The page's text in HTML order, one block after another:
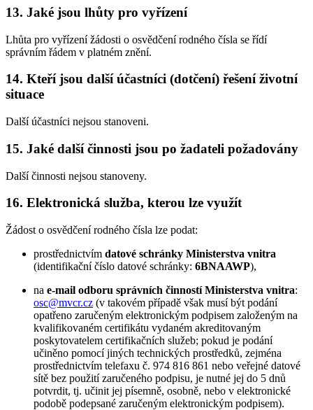
13. Jaké jsou lhůty pro vyřízení
Lhůta pro vyřízení žádosti o osvědčení rodného čísla se řídí
správním řádem v platném znění.
14. Kteří jsou další účastníci (dotčení) řešení životní
situace
Další účastníci nejsou stanoveni.
15. Jaké další činnosti jsou po žadateli požadovány
Další činnosti nejsou stanoveny.
16. Elektronická služba, kterou lze využít
Žádost o osvědčení rodného čísla lze podat:
prostřednictvím datové schránky Ministerstva vnitra
(identifikační číslo datové schránky: 6BNAAWP),
na e-mail odboru správních činností Ministerstva vnitra:
osc@mvcr.cz (v takovém případě však musí být podání
opatřeno zaručeným elektronickým podpisem založeným na
kvalifikovaném certifikátu vydaném akreditovaným
poskytovatelem certifikačních služeb; pokud je podání
učiněno pomocí jiných technických prostředků, zejména
prostřednictvím telefaxu č. 974 816 861 nebo veřejné datové
sítě bez použití zaručeného podpisu, je nutné jej do 5 dnů
potvrdit, tj. učinit jej písemně, osobně, nebo v elektronické
podobě podepsané zaručeným elektronickým podpisem).